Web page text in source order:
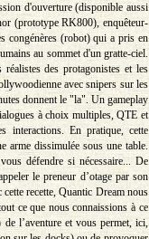
d'ouverture (disponible aussi
(prototype RK800), enquêteur-
congénères (robot) qui a pris en
au sommet d'un gratte-ciel.
des protagonistes et les
avec snipers sur les
donnent le "la". Un gameplay
à choix multiples, QTE et
interactions. En pratique, cette
arme dissimulée sous une table.
défendre si nécessaire... De
le preneur d’otage par son
recette, Quantic Dream nous
ce que nous connaissions à ce
l’aventure et vous permet, ici,